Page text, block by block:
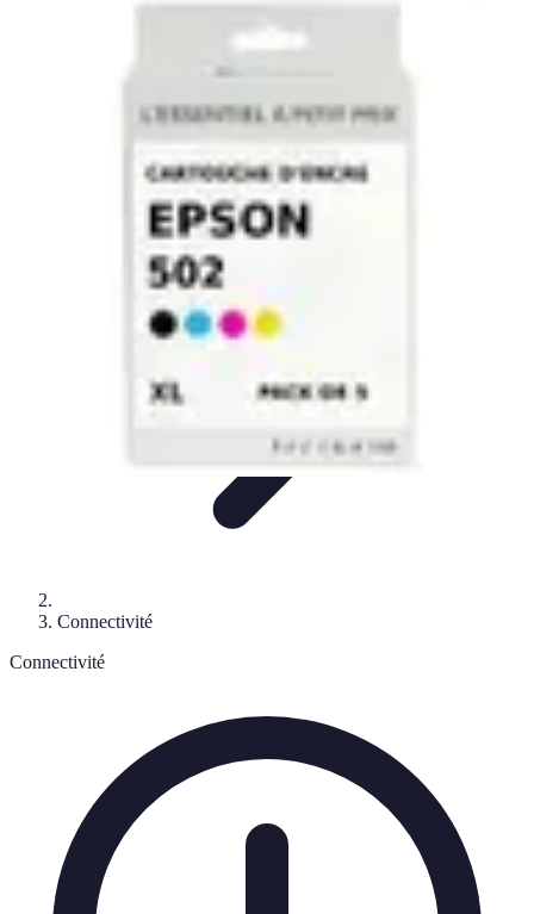
Objets connectés
Connect Belgium
Connectivité
Connectivité